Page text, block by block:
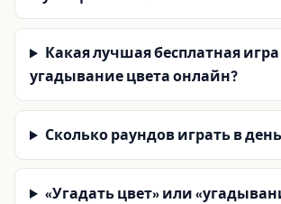
Какая лучшая бесплатная
угадывание цвета онлайн?
Сколько раундов играть в
«Угадать цвет» или